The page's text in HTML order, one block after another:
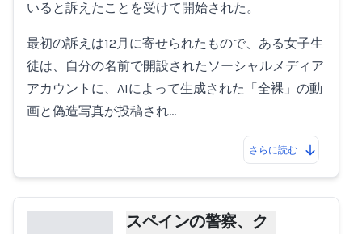
いると訴えたことを受けて開始された。
最初の訴えは12月に寄せられたもので、ある女子生
徒は、自分の名前で開設されたソーシャルメディア
アカウントに、AIによって生成された「全裸」の動
画と偽造写真が投稿され…
さらに読む
スペインの警察、ク